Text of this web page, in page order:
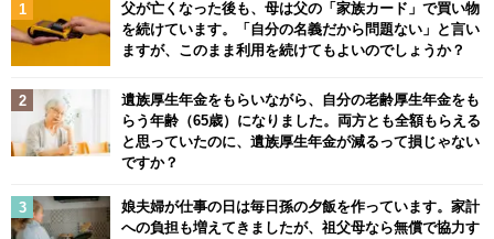
父が亡くなった後も、母は父の「家族カード」で買い物
を続けています。「自分の名義だから問題ない」と言い
ますが、このまま利用を続けてもよいのでしょうか？
遺族厚生年金をもらいながら、自分の老齢厚生年金をも
らう年齢（65歳）になりました。両方とも全額もらえる
と思っていたのに、遺族厚生年金が減るって損じゃない
ですか？
娘夫婦が仕事の日は毎日孫の夕飯を作っています。家計
への負担も増えてきましたが、祖父母なら無償で協力す